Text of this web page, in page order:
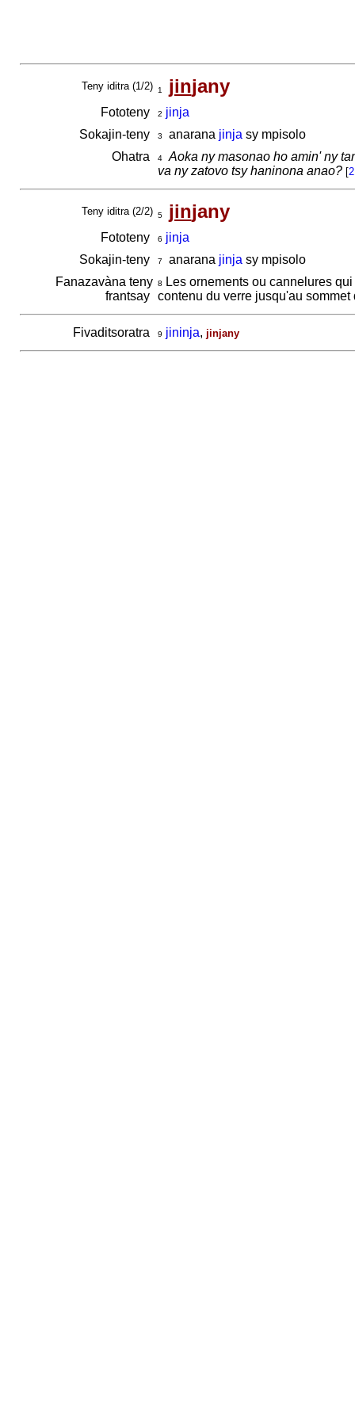
Teny iditra (1/2) 1 jinjany
Fototeny 2 jinja
Sokajin-teny
3 anarana jinja sy mpisolo
Ohatra
4
Aoka ny masonao ho amin' ny
va ny zatovo tsy haninona anao? [
Teny iditra (2/2) 5 jinjany
Fototeny 6 jinja
Sokajin-teny
7 anarana jinja sy mpisolo
Fanazavàna teny
frantsay
8
Les ornements ou cannelures
contenu du verre jusqu'au
Fivaditsoratra 9 jininja, jinjany